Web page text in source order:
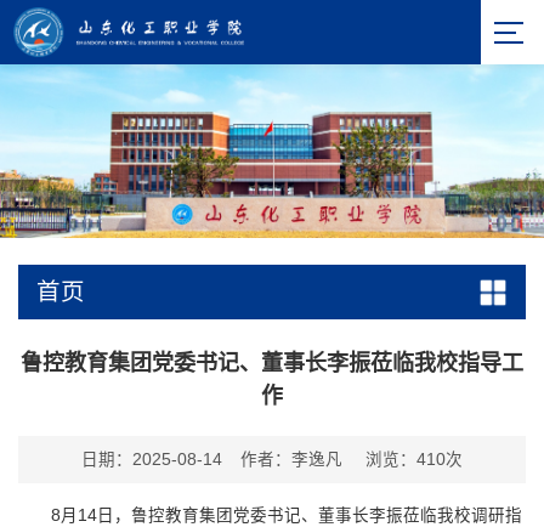
首页
鲁控教育集团党委书记、董事长李振莅临我校指导工
作
日期：2025-08-14 作者：李逸凡 浏览： 410次
8月14日，鲁控教育集团党委书记、董事长李振莅临我校调研指